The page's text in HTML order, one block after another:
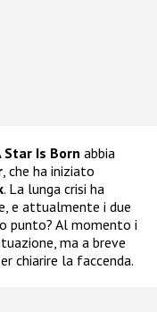
Star Is Born abbia
, che ha iniziato
. La lunga crisi ha
e attualmente i due
punto? Al momento i
ma a breve
chiarire la faccenda.